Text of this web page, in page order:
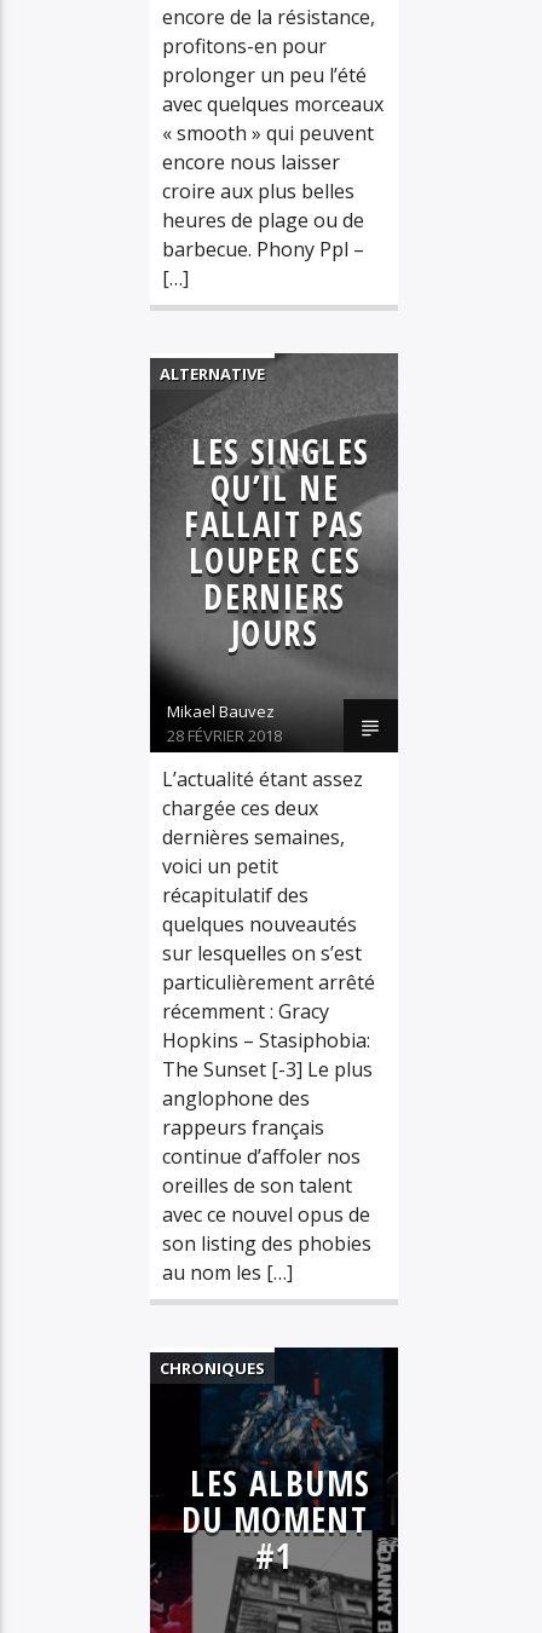
encore de la résistance,
profitons-en pour
prolonger un peu l’été
avec quelques morceaux
« smooth » qui peuvent
encore nous laisser
croire aux plus belles
heures de plage ou de
barbecue. Phony Ppl –
[…]
ALTERNATIVE
ELECTRO
HIP HOP
MUSIQUE
PLAYLIST
REGGAE
SÉLECTIONS
SON DU JOUR
LES SINGLES
QU’IL NE
FALLAIT PAS
LOUPER CES
DERNIERS
JOURS
Mikael Bauvez
28 FÉVRIER 2018
L’actualité étant assez
chargée ces deux
dernières semaines,
voici un petit
récapitulatif des
quelques nouveautés
sur lesquelles on s’est
particulièrement arrêté
récemment : Gracy
Hopkins – Stasiphobia:
The Sunset [-3] Le plus
anglophone des
rappeurs français
continue d’affoler nos
oreilles de son talent
avec ce nouvel opus de
son listing des phobies
au nom les […]
CHRONIQUES
DÉCOUVERTE
ELECTRO
HIP HOP
MUSIQUE
POP
LES ALBUMS
DU MOMENT
#1